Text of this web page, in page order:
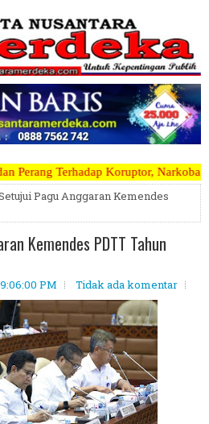
Narkoba, Teroris Musuh Rakyat
Pagu Anggaran Kemendes
Kemendes PDTT Tahun
PM Tidak ada komentar